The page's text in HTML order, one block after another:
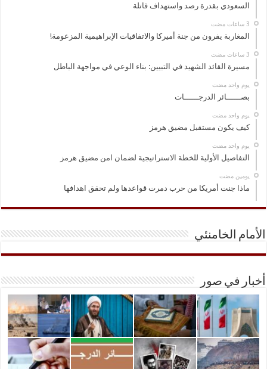
السعودي بقدرة رصد واستهداف قاتلة
المغاربة يفرون من جنة أميركا والاتفاقيات الإبراهيمية المزعومة!
مسيرة القائد الشهيد في التبيين: بناء الوعي في مواجهة الباطل
‏يوم واحد مضت
بصــــــائر الدرجــــــات
‏يوم واحد مضت
كيف يكون مستقبل مضيق هرمز
‏يوم واحد مضت
التفاصيل الأولية للخطة الاستراتيجية لضمان امن مضيق هرمز
‏يومين مضت
ماذا جنت أمريكا من حرب دمرت قواعدها ولم تحقق اهدافها
الأمام الخامنئي
أخبار في صور